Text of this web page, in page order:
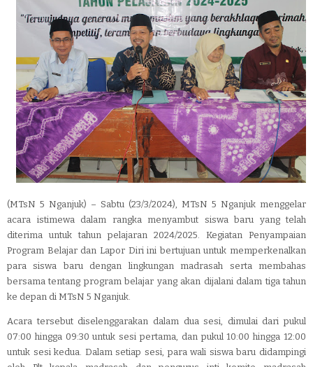
(MTsN 5 Nganjuk) – Sabtu (23/3/2024), MTsN 5 Nganjuk menggelar
acara istimewa dalam rangka menyambut siswa baru yang telah
diterima untuk tahun pelajaran 2024/2025. Kegiatan Penyampaian
Program Belajar dan Lapor Diri ini bertujuan untuk memperkenalkan
para siswa baru dengan lingkungan madrasah serta membahas
bersama tentang program belajar yang akan dijalani dalam tiga tahun
ke depan di MTsN 5 Nganjuk.
Acara tersebut diselenggarakan dalam dua sesi, dimulai dari pukul
07:00 hingga 09:30 untuk sesi pertama, dan pukul 10:00 hingga 12:00
untuk sesi kedua. Dalam setiap sesi, para wali siswa baru didampingi